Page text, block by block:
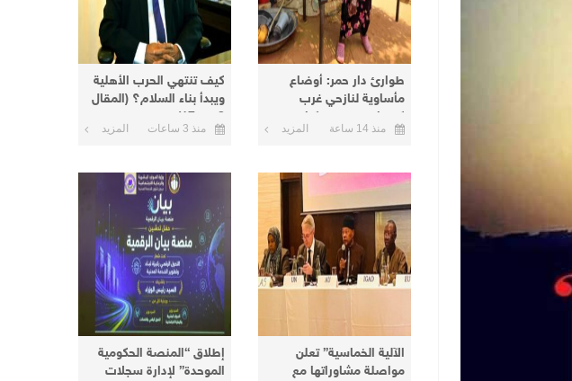
طوارئ دار حمر: أوضاع
مأساوية لنازحي غرب
كردفان في معسكرات
الأبيض
منذ 14 ساعة المزيد
كيف تنتهي الحرب الأهلية
ويبدأ بناء السلام؟ (المقال
8 من 17)
منذ 3 ساعات المزيد
الآلية الخماسية” تعلن
مواصلة مشاوراتها مع
إطلاق “المنصة الحكومية
الموحدة” لإدارة سجلات